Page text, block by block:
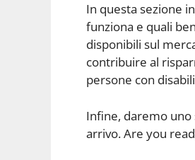
In questa sezione
funziona e quali
disponibili sul
contribuire al
persone con
Infine, daremo uno
arrivo. Are you